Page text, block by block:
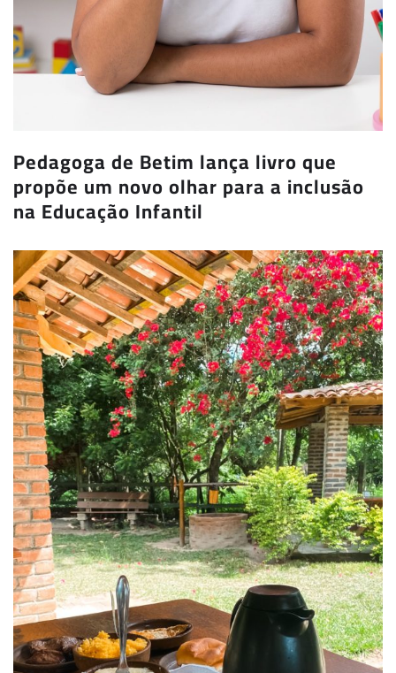
Pedagoga de Betim lança livro que
propõe um novo olhar para a inclusão
na Educação Infantil